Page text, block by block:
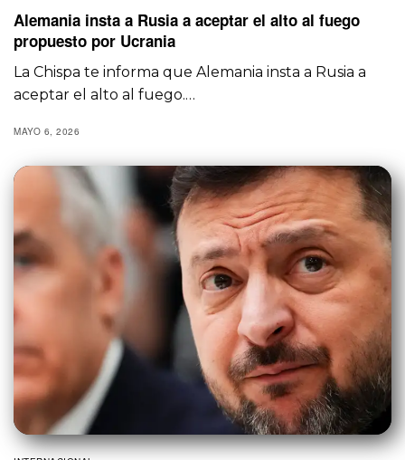
Alemania insta a Rusia a aceptar el alto al fuego
propuesto por Ucrania
La Chispa te informa que Alemania insta a Rusia a
aceptar el alto al fuego.…
MAYO 6, 2026